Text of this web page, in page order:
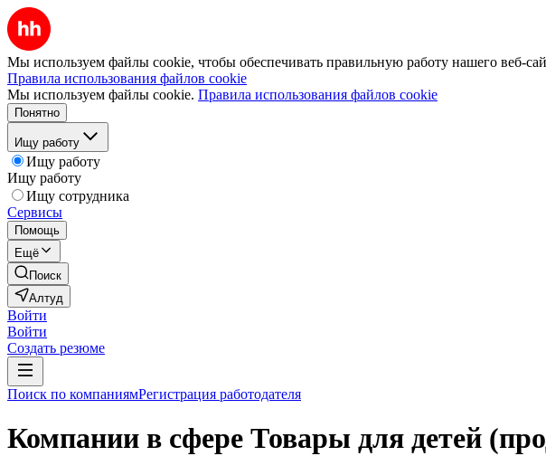
Мы используем файлы cookie, чтобы обеспечивать правильную работу нашего веб-
Правила использования файлов cookie
Мы используем файлы cookie. Правила использования файлов cookie
Понятно
Ищу работу
Ищу работу
Ищу работу
Ищу сотрудника
Сервисы
Помощь
Ещё
Поиск
Алтуд
Войти
Войти
Создать резюме
Поиск по компаниямРегистрация работодателя
Компании в сфере Товары для детей